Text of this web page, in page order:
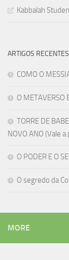
Kabbalah
ARTIGOS RECENTES
COMO O
O METAVERSO
TORRE DE
NOVO ANO (Vale a
O PODER E O
O segredo da
MORE